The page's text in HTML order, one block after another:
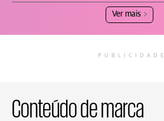
Ver mais
PUBLICIDADE
Conteúdo de marca